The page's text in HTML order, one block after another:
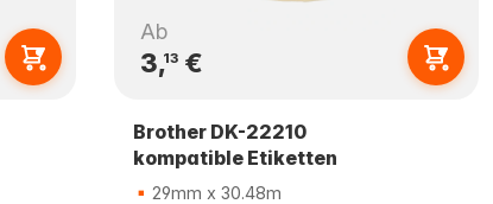
Ab
3,13€
Brother DK-22210
kompatible Etiketten
29mm x 30.48m